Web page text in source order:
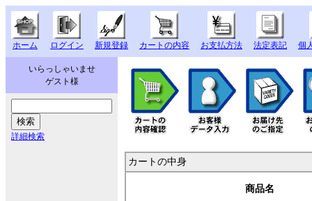
ホーム ログイン 新規登録 カートの内容 お支払方法 法定表記 個
いらっしゃいませ
ゲスト様
詳細検索
カートの中身
商品名